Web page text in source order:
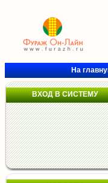
На
ВХОД В СИСТЕМУ